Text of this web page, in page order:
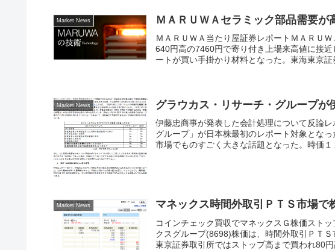
Market News ＭＡＲＵＷＡセラミック部品需要が
ＭＡＲＵＷＡ当たり屋証券レポートＭＡＲＵ
640円高の7460円で寄り付き上場来高値に接
ートが買い手掛かり材料となった。東海東京
Market News グラウカス・リサーチ・グループが
伊藤忠商事が発表した会計処理について反論
グループ」が日本株最初のレポート対象とな
市場でものすごく大きな話題となった。時価１
Market News マネックス時間外取引ＰＴＳ市場
コインチェック買収でマネックスＧ株価スト
クスグループ(8698)株価は、時間外取引ＰＴ
東京証券取引所ではストップ高まで買われ80円